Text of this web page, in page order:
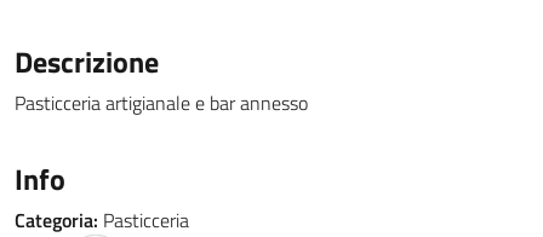
Descrizione
Pasticceria artigianale e bar annesso
Info
Categoria: Pasticceria